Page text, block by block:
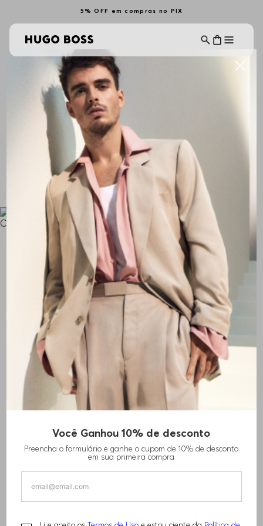
5% OFF em compras no PIX
Você Ganhou 10% de desconto
Preencha o formulário e ganhe o cupom de 10% de desconto
em sua primeira compra
BOTAS DE SALTO ALTO EM COURO NAPA
COM ACABAMENTO COM MONOGRAMA
R$ 1.540,00